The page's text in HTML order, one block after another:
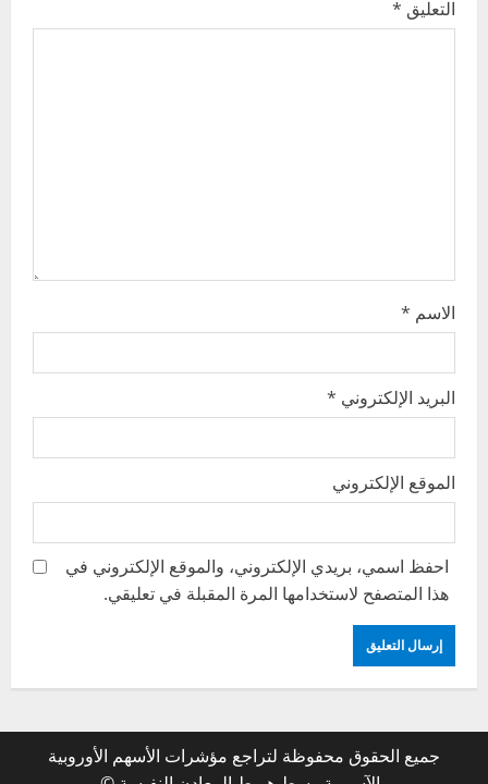
التعليق *
الاسم *
البريد الإلكتروني *
الموقع الإلكتروني
احفظ اسمي، بريدي الإلكتروني، والموقع الإلكتروني في
هذا المتصفح لاستخدامها المرة المقبلة في تعليقي.
جميع الحقوق محفوظة لتراجع مؤشرات الأسهم الأوروبية